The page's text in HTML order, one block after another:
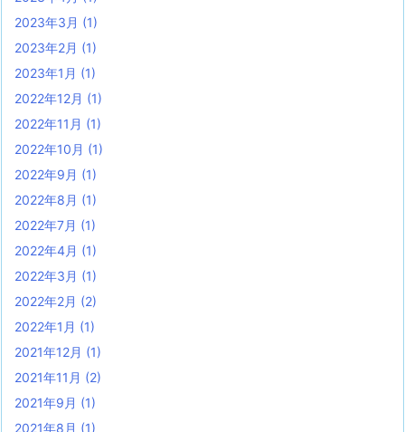
2023年3月 (1)
2023年2月 (1)
2023年1月 (1)
2022年12月 (1)
2022年11月 (1)
2022年10月 (1)
2022年9月 (1)
2022年8月 (1)
2022年7月 (1)
2022年4月 (1)
2022年3月 (1)
2022年2月 (2)
2022年1月 (1)
2021年12月 (1)
2021年11月 (2)
2021年9月 (1)
2021年8月 (1)